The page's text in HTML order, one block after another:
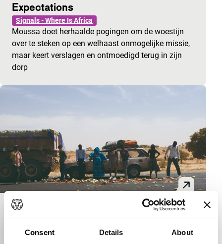
Consent Details About
Expectations
Signals - Where Is Africa
Moussa doet herhaalde pogingen om de woestijn
over te steken op een welhaast onmogelijke missie,
maar keert verslagen en ontmoedigd terug in zijn
dorp
Un transport en commun
In deze musical hebben zeven personages hun